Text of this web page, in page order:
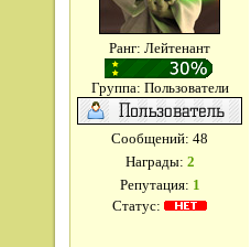
Ранг: Лейтенант
Группа: Пользователи
Сообщений: 48
Награды: 2
Репутация: 1
Статус: